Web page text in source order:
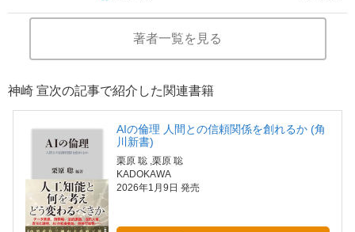
著者一覧を見る
神崎 宣次の記事で紹介した関連書籍
AIの倫理 人間との信頼関係を創れるか (角
川新書)
栗原 聡 ,栗原 聡
KADOKAWA
2026年1月9日 発売